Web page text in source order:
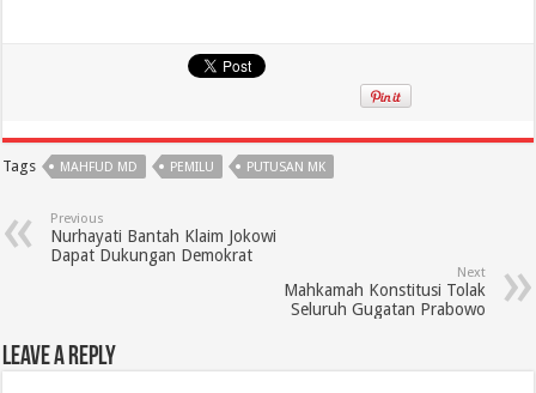
Tags MAHFUD MD PEMILU PUTUSAN MK
Previous
Nurhayati Bantah Klaim Jokowi
Dapat Dukungan Demokrat
Next
Mahkamah Konstitusi Tolak
Seluruh Gugatan Prabowo
Leave a Reply